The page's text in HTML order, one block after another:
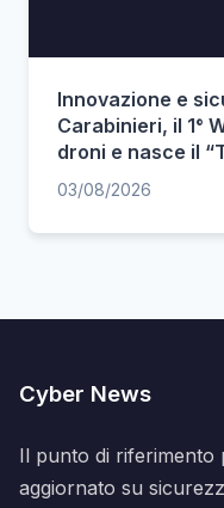
Innovazione e
Carabinieri, il 1°
droni e nasce il
03/08/2026
Cyber News
Il punto di riferimento
aggiornato su